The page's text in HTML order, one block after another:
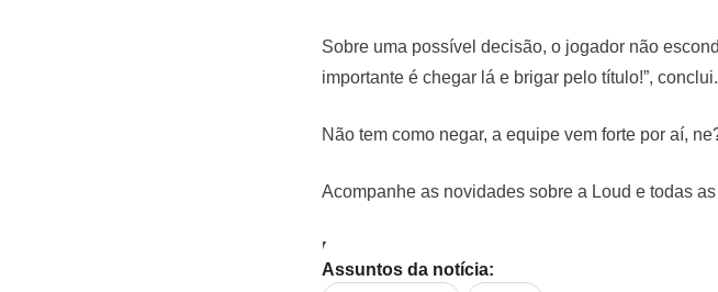
Sobre uma possível decisão, o jogador não
importante é chegar lá e brigar pelo título!”, conclui.
Não tem como negar, a equipe vem forte por aí,
Acompanhe as novidades sobre a Loud e todas
Foto:
Assuntos da notícia: